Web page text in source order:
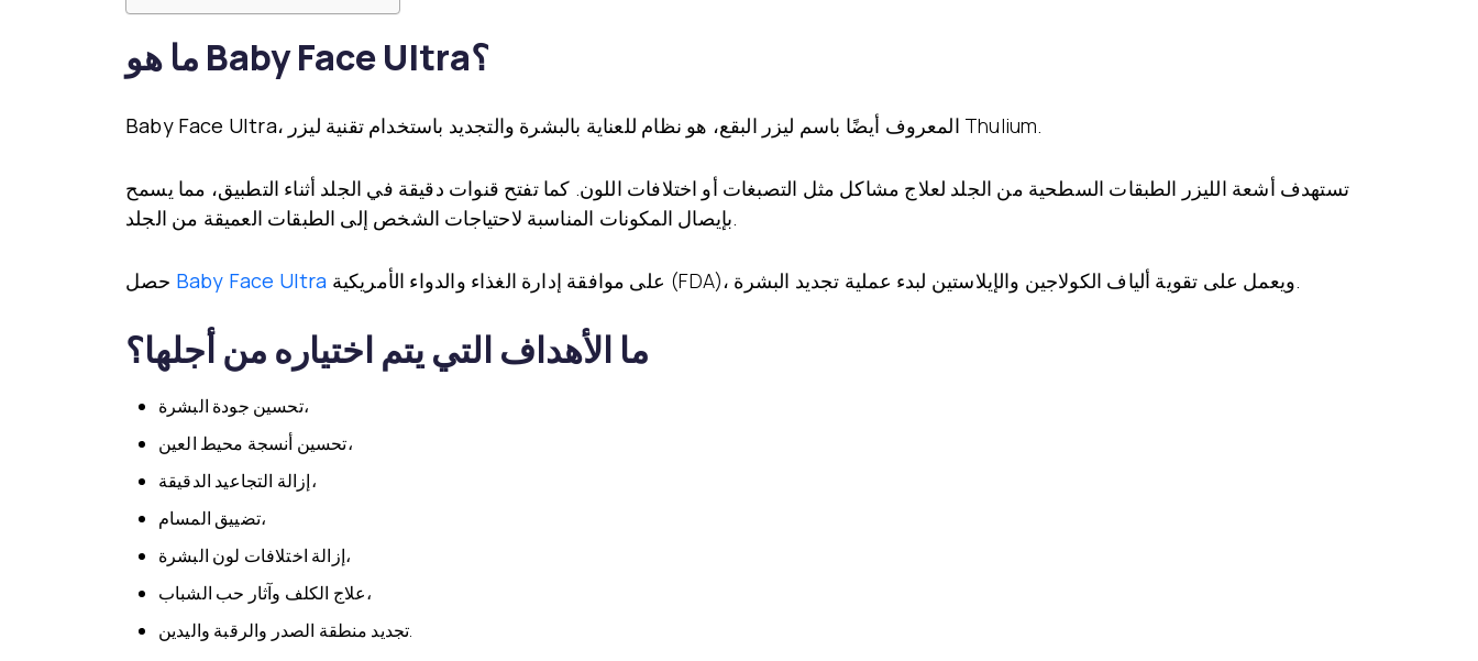
ما هو Baby Face Ultra؟
Baby Face Ultra ، المعروف أيضًا باسم ليزر البقع، هو نظام للعناية بالبشرة والتجديد باستخدام تقنية ليزر Thulium.
تستهدف أشعة الليزر الطبقات السطحية من الجلد لعلاج مشاكل مثل التصبغات أو اختلافات اللون. كما تفتح قنوات دقيقة في الجلد أثناء التطبيق، مما يسمح
بإيصال المكونات المناسبة لاحتياجات الشخص إلى الطبقات العميقة من الجلد.
Baby Face Ultra على موافقة إدارة الغذاء والدواء الأمريكية (FDA)، ويعمل على تقوية ألياف الكولاجين والإيلاستين لبدء عملية تجديد البشرة.
ما الأهداف التي يتم اختياره من أجلها؟
تحسين جودة البشرة،
تحسين أنسجة محيط العين،
إزالة التجاعيد الدقيقة،
تضييق المسام،
إزالة اختلافات لون البشرة،
علاج الكلف وآثار حب الشباب،
تجديد منطقة الصدر والرقبة واليدين.